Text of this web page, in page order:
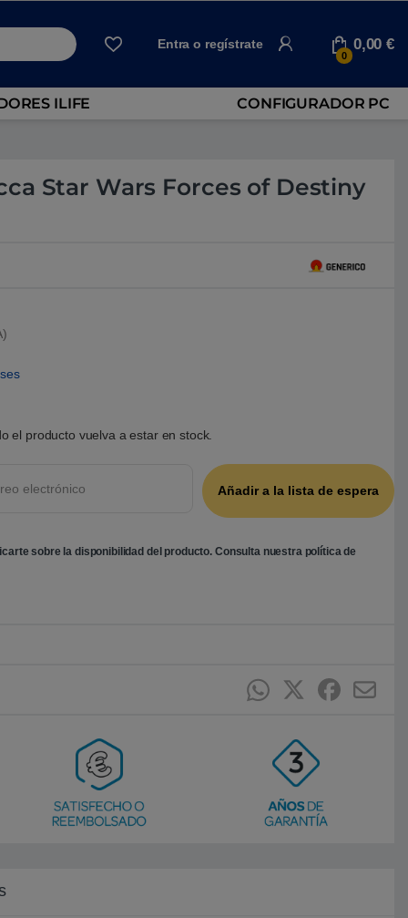
Entra o regístrate
0
0,00€
ILIFE CONFIGURADOR PC
Star Wars Forces of Destiny
el producto vuelva a estar en stock.
sobre la disponibilidad del producto. Consulta nuestra política de